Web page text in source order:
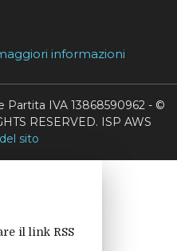
informazioni
Partita IVA 13868590962 - ©
RESERVED. ISP AWS
sito
il link RSS